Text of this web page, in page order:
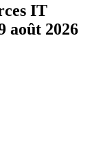
IT
août 2026